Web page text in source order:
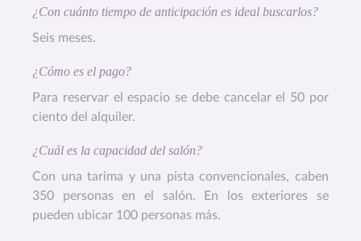
¿Con cuánto tiempo de anticipación es ideal buscarlos?
Seis meses.
¿Cómo es el pago?
Para reservar el espacio se debe cancelar el 50 por
ciento del alquiler.
¿Cuál es la capacidad del salón?
Con una tarima y una pista convencionales, caben
350 personas en el salón. En los exteriores se
pueden ubicar 100 personas más.